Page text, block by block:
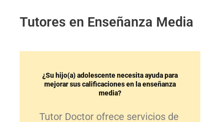
Tutores en Enseñanza Media
¿Su hijo(a) adolescente necesita ayuda para
mejorar sus calificaciones en la enseñanza
media?
Tutor Doctor ofrece servicios de